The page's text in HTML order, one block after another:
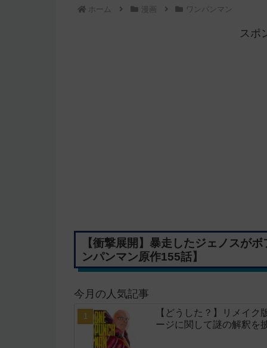
ホーム 漫画 ワンパンマン
スポ
【衝撃展開】暴走したジェノスが
ンパンマン原作155話】
今月の人気記事
【どうした？】リメイ
ージに関して謎の解釈を